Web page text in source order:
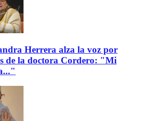
Herrera alza la voz por
de la doctora Cordero: "Mi